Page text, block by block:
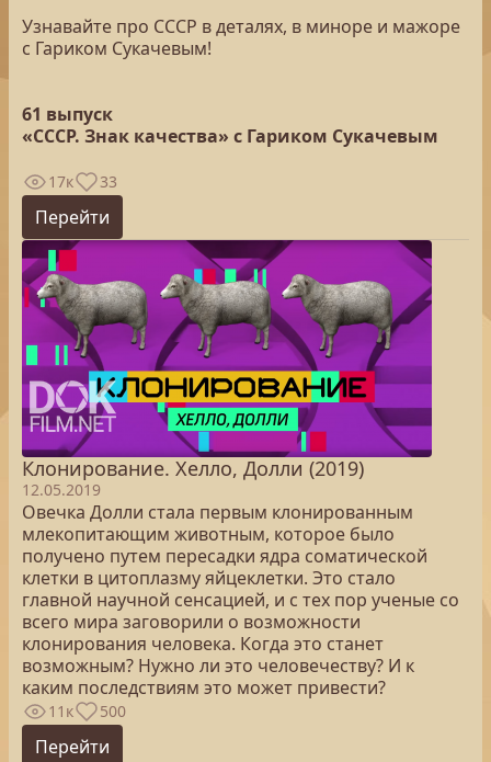
Узнавайте про СССР в деталях, в миноре и мажоре
с Гариком Сукачевым!
61 выпуск
«СССР. Знак качества» с Гариком Сукачевым
17к 33
Перейти
Клонирование. Хелло, Долли (2019)
12.05.2019
Овечка Долли стала первым клонированным
млекопитающим животным, которое было
получено путем пересадки ядра соматической
клетки в цитоплазму яйцеклетки. Это стало
главной научной сенсацией, и с тех пор ученые со
всего мира заговорили о возможности
клонирования человека. Когда это станет
возможным? Нужно ли это человечеству? И к
каким последствиям это может привести?
11к 500
Перейти